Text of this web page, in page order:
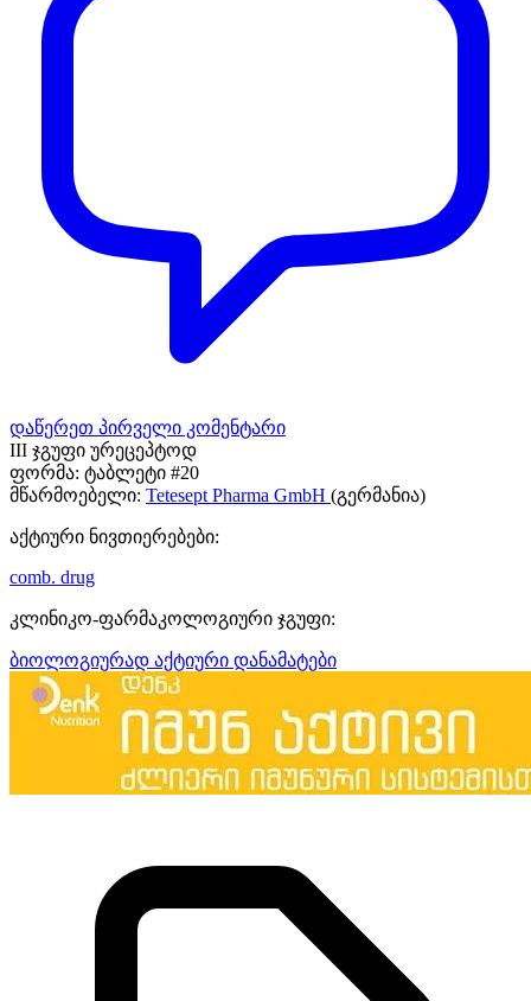
დაწერეთ პირველი კომენტარი
III ჯგუფი ურეცეპტოდ
ფორმა: ტაბლეტი #20
მწარმოებელი: Tetesept Pharma GmbH (გერმანია)
აქტიური ნივთიერებები:
comb. drug
კლინიკო-ფარმაკოლოგიური ჯგუფი:
ბიოლოგიურად აქტიური დანამატები